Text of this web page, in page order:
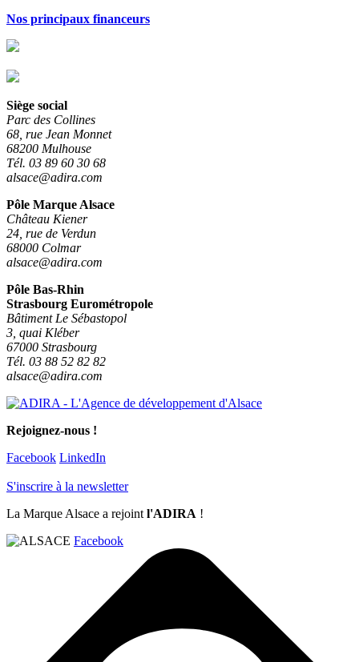
Nos principaux financeurs
Siège social
Parc des Collines
68, rue Jean Monnet
68200 Mulhouse
Tél. 03 89 60 30 68
alsace@adira.com
Pôle Marque Alsace
Château Kiener
24, rue de Verdun
68000 Colmar
alsace@adira.com
Pôle Bas-Rhin
Strasbourg Eurométropole
Bâtiment Le Sébastopol
3, quai Kléber
67000 Strasbourg
Tél. 03 88 52 82 82
alsace@adira.com
Rejoignez-nous !
Facebook LinkedIn
S'inscrire à la newsletter
La Marque Alsace a rejointl'ADIRA !
Facebook